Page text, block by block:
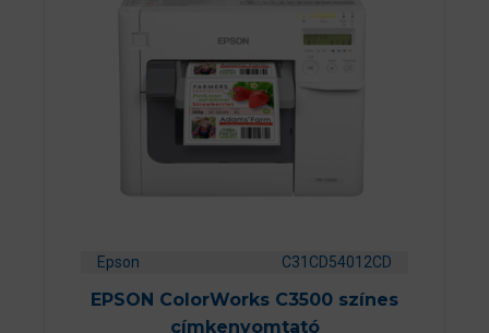
Epson C31CD54012CD
EPSON ColorWorks C3500 színes
címkenyomtató